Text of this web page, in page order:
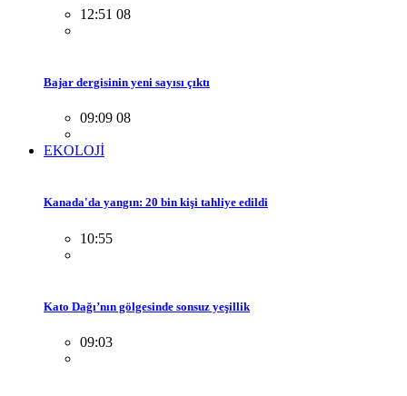
12:51 08
Bajar dergisinin yeni sayısı çıktı
09:09 08
EKOLOJİ
Kanada'da yangın: 20 bin kişi tahliye edildi
10:55
Kato Dağı’nın gölgesinde sonsuz yeşillik
09:03